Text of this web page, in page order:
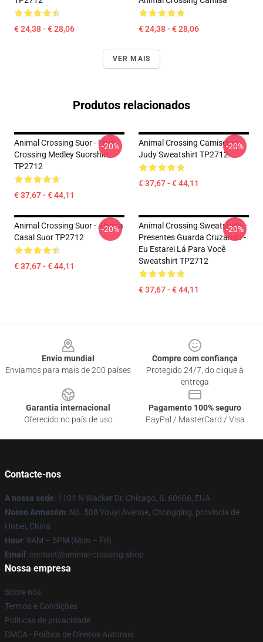
€ 24,38 - € 28,06 € 24,38 - € 28,06
VER MAIS
Produtos relacionados
Animal Crossing Suor - Fruit
Crossing Medley Suorshirt
TP2712
€ 37,67 - € 44,11
-20%
Animal Crossing Camisetas -
Judy Sweatshirt TP2712
€ 37,67 - € 44,11
-20%
Animal Crossing Suor - Alpaca
Casal Suor TP2712
€ 37,67 - € 44,11
-20%
Animal Crossing Sweatshirts -
Presentes Guarda Cruzando -
Eu Estarei Lá Para Você
Sweatshirt TP2712
€ 37,67 - € 44,11
-20%
Envio mundial
Enviamos para mais de 200 países
Compre com confiança
Protegido 24/7, do clique à
entrega
Garantia internacional
Oferecido no país de uso
Pagamento 100% seguro
PayPal / MasterCard / Visa
Contacte-nos
A nossa sede: 1101 N Wacker Dr, Chicago, IL 60606, EUA
Nosso Armazém: No. 508 Youyi Avenue, Chongqing, província de
Hubei, China
Hour: 9AM – 5PM (Mon – Fri)
Email : contact@animal-crossing.shop
Nossa empresa
Sobre nós
Termos e Condições
Políticas de privacidade
DMCA - Política de Direitos Autorais